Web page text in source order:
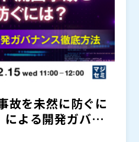
故を未然に防ぐに
よる開発ガバナ